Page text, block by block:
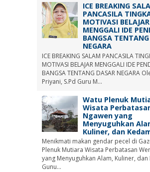
ICE BREAKING
PANCASILA
MOTIVASI BELAJAR
MENGGALI IDE
BANGSA
NEGARA
ICE BREAKING SALAM PANCASILA
MOTIVASI BELAJAR MENGGALI IDE
BANGSA TENTANG DASAR NEGARA
Priyani, S.Pd Guru M...
Watu Plenuk
Wisata
Ngawen yang
Menyuguhkan
Kuliner, dan
Menikmati makan gendar pecel di
Plenuk Mutiara Wisata Perbatasan
yang Menyuguhkan Alam, Kuliner, dan
Gunu...